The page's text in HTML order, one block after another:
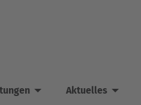
Aktuelles